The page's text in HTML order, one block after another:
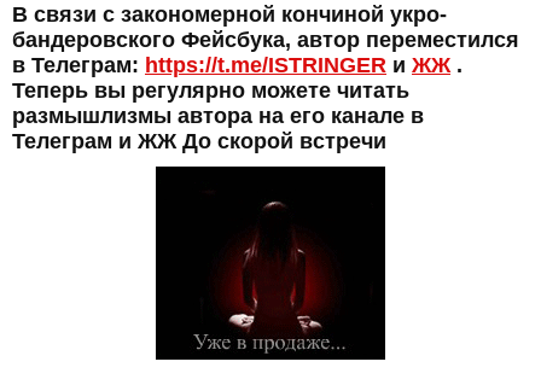
В связи с закономерной кончиной укро-
бандеровского Фейсбука, автор переместился
в Телеграм: https://t.me/ISTRINGER и ЖЖ .
Теперь вы регулярно можете читать
размышлизмы автора на его канале в
Телеграм и ЖЖ До скорой встречи